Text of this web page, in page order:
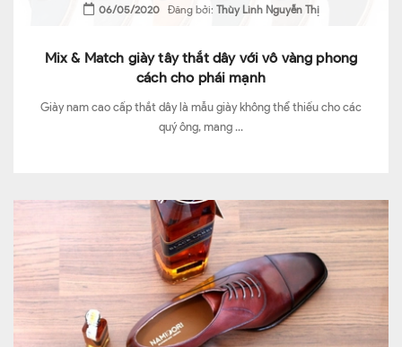
06/05/2020Đăng bởi: Thùy Linh Nguyễn Thị
Mix & Match giày tây thắt dây với vô vàng phong
cách cho phái mạnh
Giày nam cao cấp thắt dây là mẫu giày không thể thiếu cho các
quý ông, mang ...